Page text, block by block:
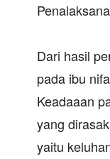
Dari hasil
pada ibu
Keadaaan
yang
yaitu